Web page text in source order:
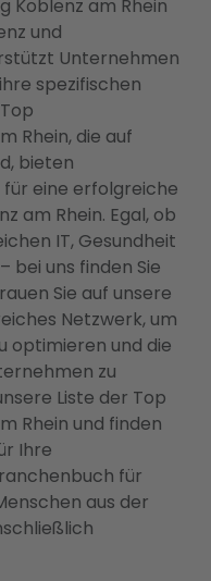
Koblenz am Rhein
und
Unternehmen
spezifischen
Rhein, die auf
bieten
eine erfolgreiche
am Rhein. Egal, ob
IT, Gesundheit
bei uns finden Sie
Sie auf unsere
Netzwerk, um
optimieren und die
zu
Liste der Top
Rhein und finden
Ihre
für
aus der